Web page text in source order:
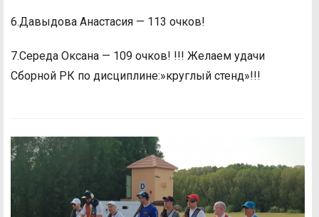
6.Давыдова Анастасия — 113 очков!
7.Середа Оксана — 109 очков! !!! Желаем удачи
Сборной РК по дисциплине:»круглый стенд»!!!